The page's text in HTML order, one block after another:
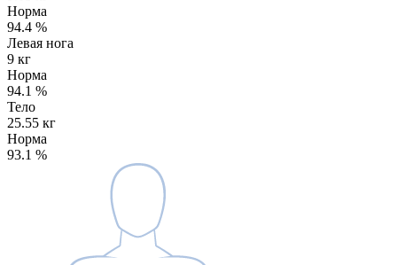
Норма
94.4 %
Левая нога
9 кг
Норма
94.1 %
Тело
25.55 кг
Норма
93.1 %